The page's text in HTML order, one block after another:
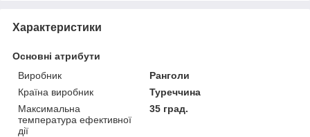
Характеристики
Основні атрибути
Виробник
Ранголи
Країна виробник
Туреччина
Максимальна
температура ефективної
дії
35 град.